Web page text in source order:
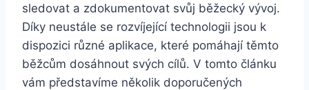
sledovat a zdokumentovat svůj běžecký vývoj.
Díky neustále se rozvíjející technologii jsou k
dispozici různé aplikace, které pomáhají těmto
běžcům dosáhnout svých cílů. V tomto článku
vám představíme několik doporučených